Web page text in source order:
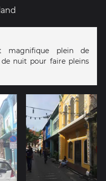
magnifique plein de
nuit pour faire pleins